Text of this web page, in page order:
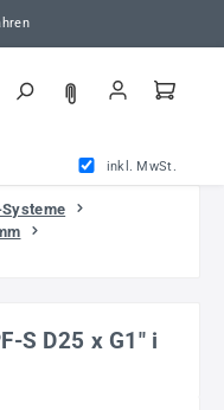
inkl. MwSt.
S D25 x G1" i